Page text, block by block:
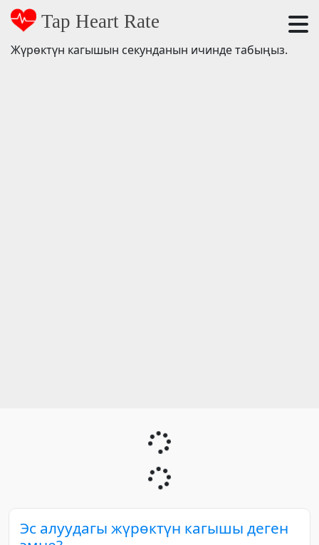
Tap Heart Rate
Жүрөктүн кагышын секунданын ичинде табыңыз.
Эс алуудагы жүрөктүн кагышы деген